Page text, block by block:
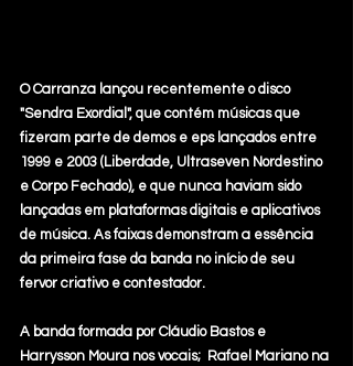
O Carranza lançou recentemente o disco
"Sendra Exordial", que contém músicas que
fizeram parte de demos e eps lançados entre
1999 e 2003 (Liberdade, Ultraseven Nordestino
e Corpo Fechado), e que nunca haviam sido
lançadas em plataformas digitais e aplicativos
de música. As faixas demonstram a essência
da primeira fase da banda no início de seu
fervor criativo e contestador.
A banda formada por Cláudio Bastos e
Harrysson Moura nos vocais;  Rafael Mariano na